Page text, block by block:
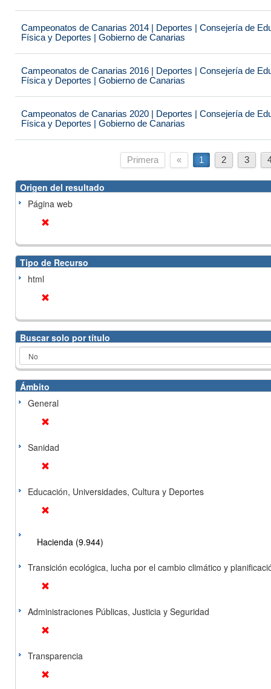
Campeonatos de Canarias 2014 | Deportes | Consejería de
Física y Deportes | Gobierno de Canarias
Campeonatos de Canarias 2016 | Deportes | Consejería de
Física y Deportes | Gobierno de Canarias
Campeonatos de Canarias 2020 | Deportes | Consejería de
Física y Deportes | Gobierno de Canarias
Primera « 1 2 3
Origen del resultado
Página web
Tipo de Recurso
html
Buscar solo por título
Ámbito
General
Sanidad
Educación, Universidades, Cultura y Deportes
Hacienda (9.944)
Transición ecológica, lucha por el cambio climático y
Administraciones Públicas, Justicia y Seguridad
Transparencia